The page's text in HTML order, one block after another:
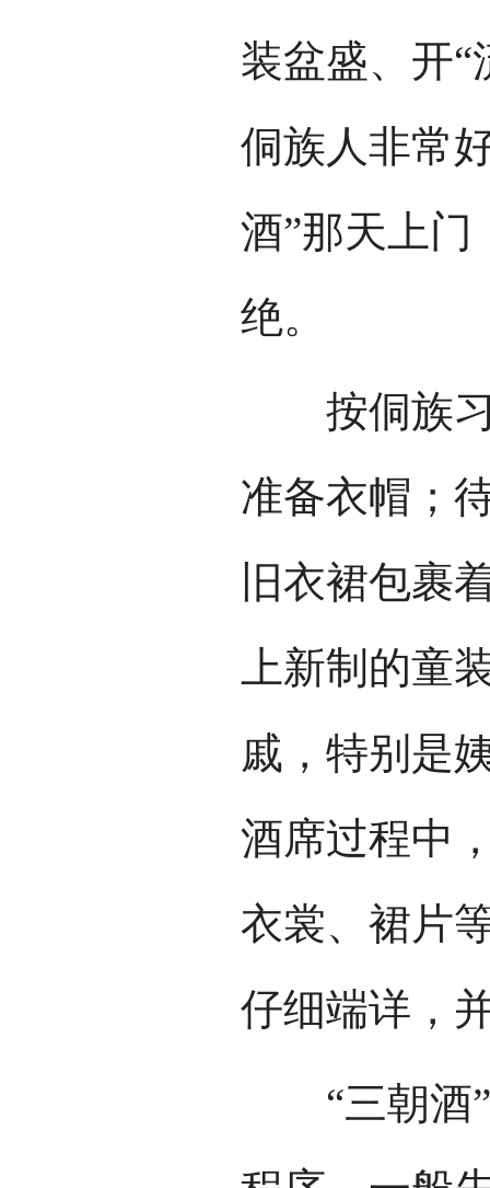
装盆盛、开“
侗族人非常
酒”那天上
绝。
按侗族习
准备衣帽；
旧衣裙包裹
上新制的童
戚，特别是
酒席过程中
衣裳、裙片
仔细端详，
“三朝酒”